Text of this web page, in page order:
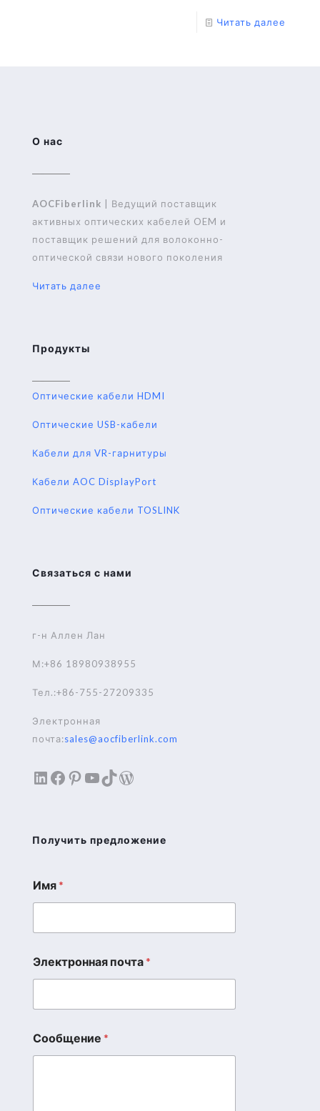
Читать далее
О нас
AOCFiberlink | Ведущий поставщик
активных оптических кабелей OEM и
поставщик решений для волоконно-
оптической связи нового поколения
Читать далее
Продукты
Оптические кабели HDMI
Оптические USB-кабели
Кабели для VR-гарнитуры
Кабели AOC DisplayPort
Оптические кабели TOSLINK
Связаться с нами
г-н Аллен Лан
М:+86 18980938955
Тел.:+86-755-27209335
Электронная
почта:sales@aocfiberlink.com
LinkedIn
Facebook
Pinterest
YouTube
TikTok
WordPress
Получить предложение
Имя*
Электронная почта*
С
о
Сообщение *